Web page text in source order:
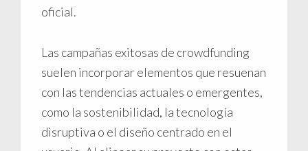
oficial.
Las campañas exitosas de crowdfunding
suelen incorporar elementos que resuenan
con las tendencias actuales o emergentes,
como la sostenibilidad, la tecnología
disruptiva o el diseño centrado en el